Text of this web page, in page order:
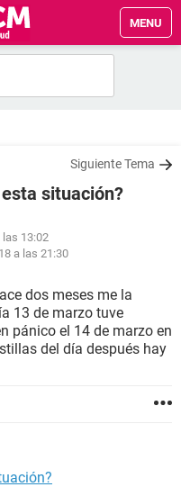
MENU
Siguiente Tema
situación?
las 13:02
a las 21:30
dos meses me la
13 de marzo tuve
pánico el 14 de marzo en
del día después hay